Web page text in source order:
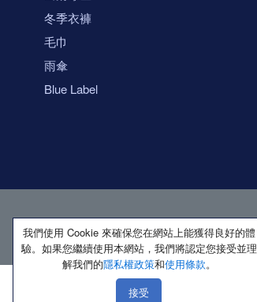
冬季衣褲
毛巾
雨傘
Blue Label
著作權所有 保留一切權利
我們使用 Cookie 來確保您在網站上能獲得良好的體
驗。如果您繼續使用本網站，我們將認定您接受並理
解我們的隱私權政策和使用條款。
接受